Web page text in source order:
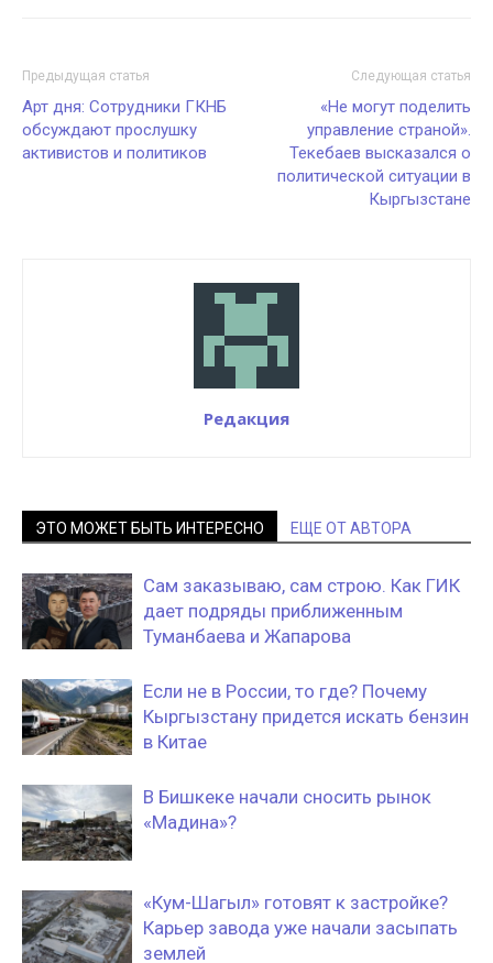
Предыдущая статья
Арт дня: Сотрудники ГКНБ
обсуждают прослушку
активистов и политиков
Следующая статья
«Не могут поделить
управление страной».
Текебаев высказался о
политической ситуации в
Кыргызстане
Редакция
ЭТО МОЖЕТ БЫТЬ ИНТЕРЕСНО ЕЩЕ ОТ АВТОРА
Сам заказываю, сам строю. Как ГИК
дает подряды приближенным
Туманбаева и Жапарова
Если не в России, то где? Почему
Кыргызстану придется искать бензин
в Китае
В Бишкеке начали сносить рынок
«Мадина»?
«Кум-Шагыл» готовят к застройке?
Карьер завода уже начали засыпать
землей